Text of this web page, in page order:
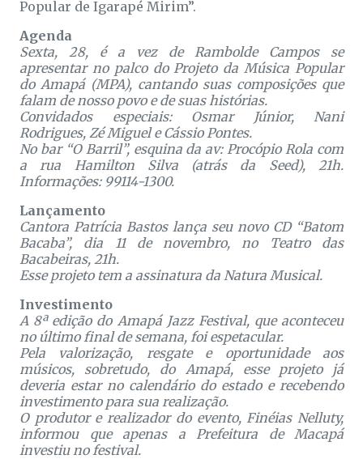
Popular de Igarapé Mirim”.
Agenda
Sexta, 28, é a vez de Rambolde Campos se
apresentar no palco do Projeto da Música Popular
do Amapá (MPA), cantando suas composições que
falam de nosso povo e de suas histórias.
Convidados especiais: Osmar Júnior, Nani
Rodrigues, Zé Miguel e Cássio Pontes.
No bar “O Barril”, esquina da av: Procópio Rola com
a rua Hamilton Silva (atrás da Seed), 21h.
Informações: 99114-1300.
Lançamento
Cantora Patrícia Bastos lança seu novo CD “Batom
Bacaba”, dia 11 de novembro, no Teatro das
Bacabeiras, 21h.
Esse projeto tem a assinatura da Natura Musical.
Investimento
A 8ª edição do Amapá Jazz Festival, que aconteceu
no último final de semana, foi espetacular.
Pela valorização, resgate e oportunidade aos
músicos, sobretudo, do Amapá, esse projeto já
deveria estar no calendário do estado e recebendo
investimento para sua realização.
O produtor e realizador do evento, Finéias Nelluty,
informou que apenas a Prefeitura de Macapá
investiu no festival.